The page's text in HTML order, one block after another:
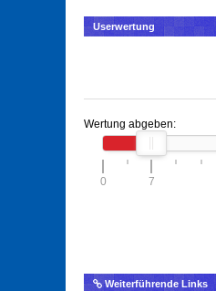
Userwertung
Wertung abgeben:
0 7
Weiterführende Links